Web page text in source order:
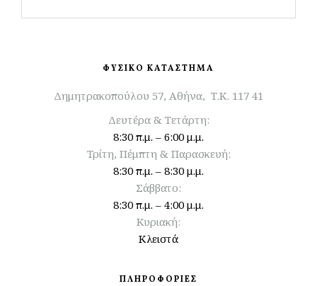
ΦΥΣΙΚΟ ΚΑΤΑΣΤΗΜΑ
Δημητρακοπούλου 57, Αθήνα, Τ.Κ. 117 41
Δευτέρα & Τετάρτη:
8:30 π.μ. – 6:00 μ.μ.
Τρίτη, Πέμπτη & Παρασκευή:
8:30 π.μ. – 8:30 μ.μ.
Σάββατο:
8:30 π.μ. – 4:00 μ.μ.
Κυριακή:
Κλειστά
ΠΛΗΡΟΦΟΡΙΕΣ